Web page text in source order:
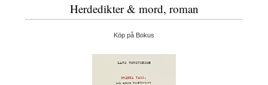
Herdedikter & mord, roman
Köp på Bokus